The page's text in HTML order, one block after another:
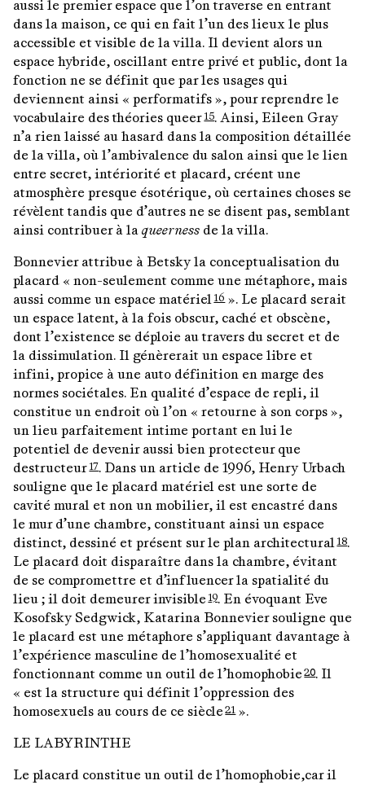
aussi le premier espace que l’on traverse en entrant
dans la maison, ce qui en fait l’un des lieux le plus
accessible et visible de la villa. Il devient alors un
espace hybride, oscillant entre privé et public, dont la
fonction ne se définit que par les usages qui
deviennent ainsi « performatifs », pour reprendre le
vocabulaire des théories queer 15. Ainsi, Eileen Gray
n’a rien laissé au hasard dans la composition détaillée
de la villa, où l’ambivalence du salon ainsi que le lien
entre secret, intériorité et placard, créent une
atmosphère presque ésotérique, où certaines choses se
révèlent tandis que d’autres ne se disent pas, semblant
ainsi contribuer à la queerness de la villa.
Bonnevier attribue à Betsky la conceptualisation du
placard « non-seulement comme une métaphore, mais
aussi comme un espace matériel 16». Le placard serait
un espace latent, à la fois obscur, caché et obscène,
dont l’existence se déploie au travers du secret et de
la dissimulation. Il génèrerait un espace libre et
infini, propice à une auto définition en marge des
normes sociétales. En qualité d’espace de repli, il
constitue un endroit où l’on « retourne à son corps »,
un lieu parfaitement intime portant en lui le
potentiel de devenir aussi bien protecteur que
destructeur 17. Dans un article de 1996, Henry Urbach
souligne que le placard matériel est une sorte de
cavité mural et non un mobilier, il est encastré dans
le mur d’une chambre, constituant ainsi un espace
distinct, dessiné et présent sur le plan architectural 18.
Le placard doit disparaître dans la chambre, évitant
de se compromettre et d’influencer la spatialité du
lieu ; il doit demeurer invisible 19. En évoquant Eve
Kosofsky Sedgwick, Katarina Bonnevier souligne que
le placard est une métaphore s’appliquant davantage à
l’expérience masculine de l’homosexualité et
fonctionnant comme un outil de l’homophobie20. Il
« est la structure qui définit l’oppression des
homosexuels au cours de ce siècle21».
LE LABYRINTHE
Le placard constitue un outil de l’homophobie,car il